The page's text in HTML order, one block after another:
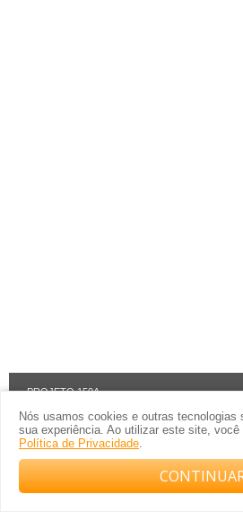
Nós usamos cookies e outras tecnologias
sua experiência. Ao utilizar este site,
Política de Privacidade.
PROJETO 150A
Itens inclusos:
Clique nos itens abaixo para ver
Compre com o